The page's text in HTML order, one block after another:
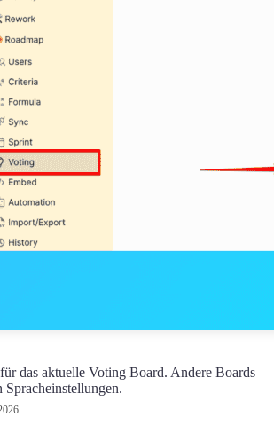
das aktuelle Voting Board. Andere Boards
Spracheinstellungen.